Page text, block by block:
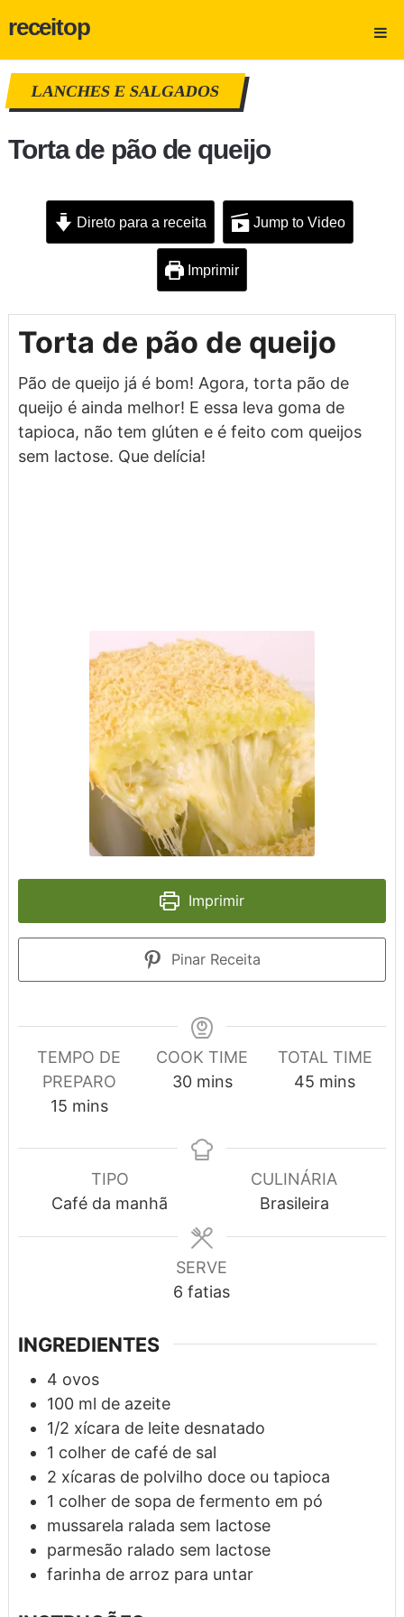
receitop
LANCHES E SALGADOS
Torta de pão de queijo
Direto para a receita Jump to Video
Imprimir
Torta de pão de queijo
Pão de queijo já é bom! Agora, torta pão de
queijo é ainda melhor! E essa leva goma de
tapioca, não tem glúten e é feito com queijos
sem lactose. Que delícia!
Imprimir
Pinar Receita
TEMPO DE
PREPARO
15minutes
mins
COOK TIME
30minutes
mins
TOTAL TIME
45 minutes
mins
TIPO
Café da manhã
CULINÁRIA
Brasileira
SERVE
6 fatias
INGREDIENTES
4 ovos
100 ml de azeite
1/2 xícara de leite desnatado
1 colher de café de sal
2 xícaras de polvilho doce ou tapioca
1 colher de sopa de fermento em pó
mussarela ralada sem lactose
parmesão ralado sem lactose
farinha de arroz para untar